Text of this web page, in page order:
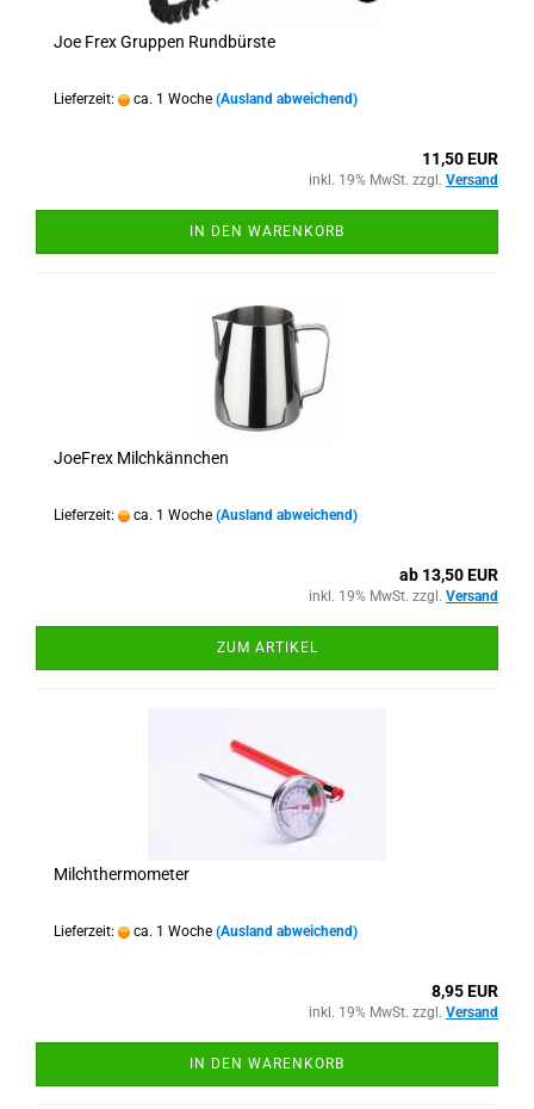
Joe Frex Gruppen Rundbürste
Lieferzeit: ca. 1 Woche (Ausland abweichend)
11,50 EUR
inkl. 19% MwSt. zzgl. Versand
IN DEN WARENKORB
JoeFrex Milchkännchen
Lieferzeit: ca. 1 Woche (Ausland abweichend)
ab 13,50 EUR
inkl. 19% MwSt. zzgl. Versand
ZUM ARTIKEL
Milchthermometer
Lieferzeit: ca. 1 Woche (Ausland abweichend)
8,95 EUR
inkl. 19% MwSt. zzgl. Versand
IN DEN WARENKORB